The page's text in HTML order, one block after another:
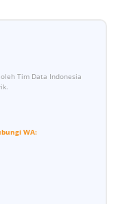
Tim Data Indonesia
WA: